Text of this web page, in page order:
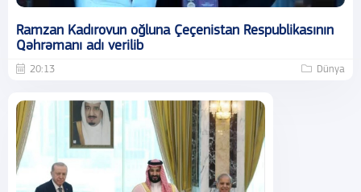
Ramzan Kadırovun oğluna Çeçenistan Respublikasının
Qəhrəmanı adı verilib
20:13 Dünya